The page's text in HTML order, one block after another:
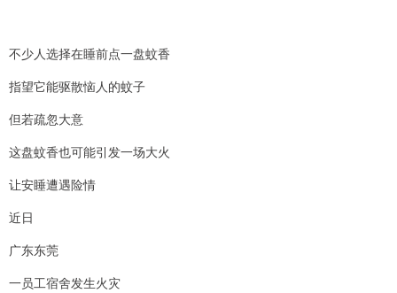
不少人选择在睡前点一盘蚊香
指望它能驱散恼人的蚊子
但若疏忽大意
这盘蚊香也可能引发一场大火
让安睡遭遇险情
近日
广东东莞
一员工宿舍发生火灾